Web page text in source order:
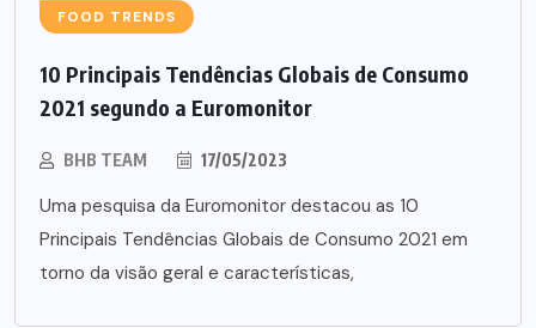
FOOD TRENDS
10 Principais Tendências Globais de Consumo
2021 segundo a Euromonitor
BHB TEAM 17/05/2023
Uma pesquisa da Euromonitor destacou as 10
Principais Tendências Globais de Consumo 2021 em
torno da visão geral e características,